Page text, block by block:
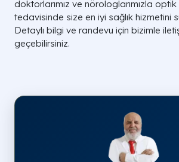
doktorlarımız ve nörologlarımızla
tedavisinde size en iyi sağlık hizmetini
Detaylı bilgi ve randevu için bizimle
geçebilirsiniz.